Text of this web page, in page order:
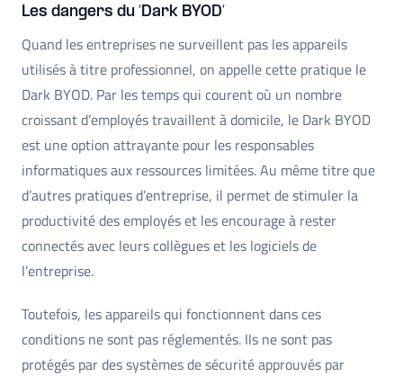
Les dangers du ‘Dark BYOD’
Quand les entreprises ne surveillent pas les appareils
utilisés à titre professionnel, on appelle cette pratique le
Dark BYOD. Par les temps qui courent où un nombre
croissant d’employés travaillent à domicile, le Dark BYOD
est une option attrayante pour les responsables
informatiques aux ressources limitées. Au même titre que
d’autres pratiques d’entreprise, il permet de stimuler la
productivité des employés et les encourage à rester
connectés avec leurs collègues et les logiciels de
l’entreprise.
Toutefois, les appareils qui fonctionnent dans ces
conditions ne sont pas réglementés. Ils ne sont pas
protégés par des systèmes de sécurité approuvés par